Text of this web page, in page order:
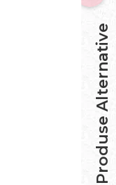
Produse Alternative